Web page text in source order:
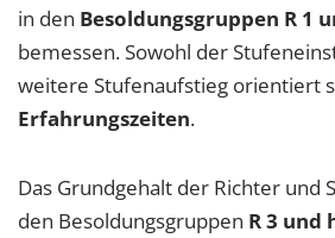
in den Besoldungsgruppen R 1
bemessen. Sowohl der
weitere Stufenaufstieg orientiert
Erfahrungszeiten.
Das Grundgehalt der Richter und
den Besoldungsgruppen R 3 und